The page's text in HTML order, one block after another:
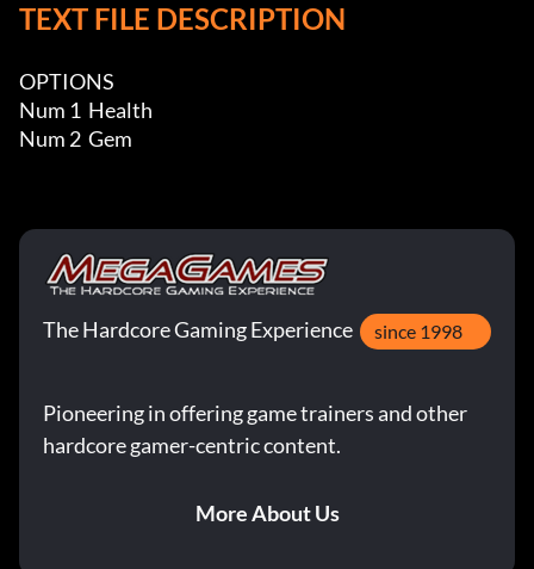
TEXT FILE DESCRIPTION
OPTIONS
Num 1  Health
Num 2  Gem
The Hardcore Gaming Experience since 1998
Pioneering in offering game trainers and other
hardcore gamer-centric content.
More About Us